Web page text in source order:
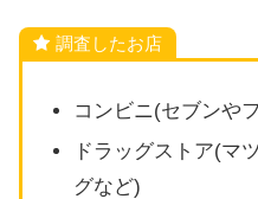
調査したお店
コンビニ(セブンや
ドラッグストア(マ
グなど)